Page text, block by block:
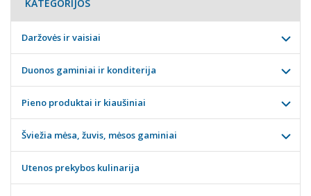
KATEGORIJOS
Daržovės ir vaisiai
Duonos gaminiai ir konditerija
Pieno produktai ir kiaušiniai
Šviežia mėsa, žuvis, mėsos gaminiai
Utenos prekybos kulinarija